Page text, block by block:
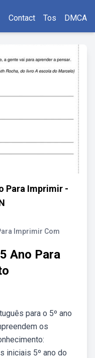
Contact Tos DMCA
Para Imprimir -
Imprimir Com
Ano Para
para o 5º ano
os
iniciais 5º ano do